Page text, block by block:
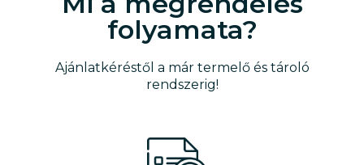
folyamata?
Ajánlatkéréstől a már termelő és tároló
rendszerig!